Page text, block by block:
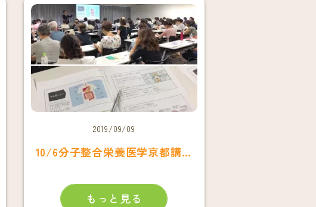
2019/09/09
10/6分子整合栄養医学京都講演会
もっと見る